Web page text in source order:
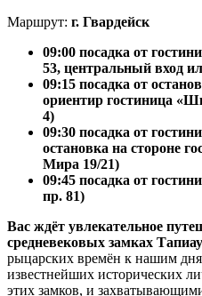
Маршрут: г. Гвардейск
09:00 посадка от
53, центральный вход
09:15 посадка от
ориентир гостиница
4)
09:30 посадка от
остановка на стороне
Мира 19/21)
09:45 посадка от
пр. 81)
Вас ждёт увлекательное
средневековых замках
рыцарских времён к нашим
известнейших исторических
этих замков, и